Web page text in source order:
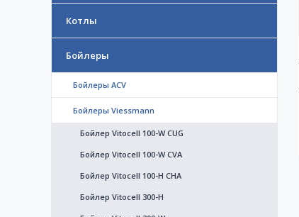
Котлы
Бойлеры
Бойлеры ACV
Бойлеры Viessmann
Бойлер Vitocell 100-W CUG
Бойлер Vitocell 100-W CVA
Бойлер Vitocell 100-Н CHA
Бойлер Vitocell 300-H